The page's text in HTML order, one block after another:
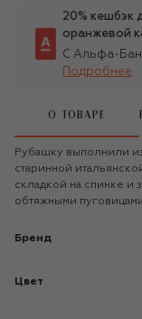
20% кешбэк
оранжевой
С Альфа-
Подробнее
О ТОВАРЕ
Рубашку выполнили
старинной
складкой на спинке и
обтяжными
Бренд
Цвет